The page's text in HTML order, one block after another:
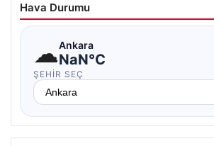
Hava Durumu
☁Ankara
NaN°C
ŞEHIR SEÇ